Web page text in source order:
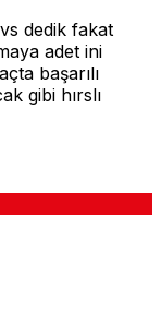
dedik fakat
adet ini
başarılı
gibi hırslı